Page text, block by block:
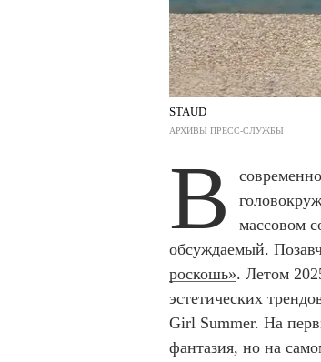
STAUD
АРХИВЫ ПРЕСС-СЛУЖБЫ
В
массовом
обсуждаемый.
роскошь». Летом
эстетических
Girl Summer. На
фантазия, но на